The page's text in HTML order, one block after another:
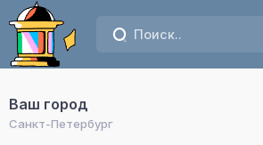
Ваш город
Санкт-Петербург